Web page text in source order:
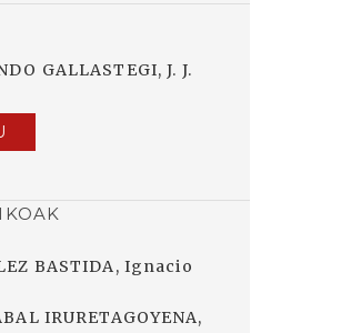
GALLASTEGI, J. J.
BASTIDA, Ignacio
IRURETAGOYENA,